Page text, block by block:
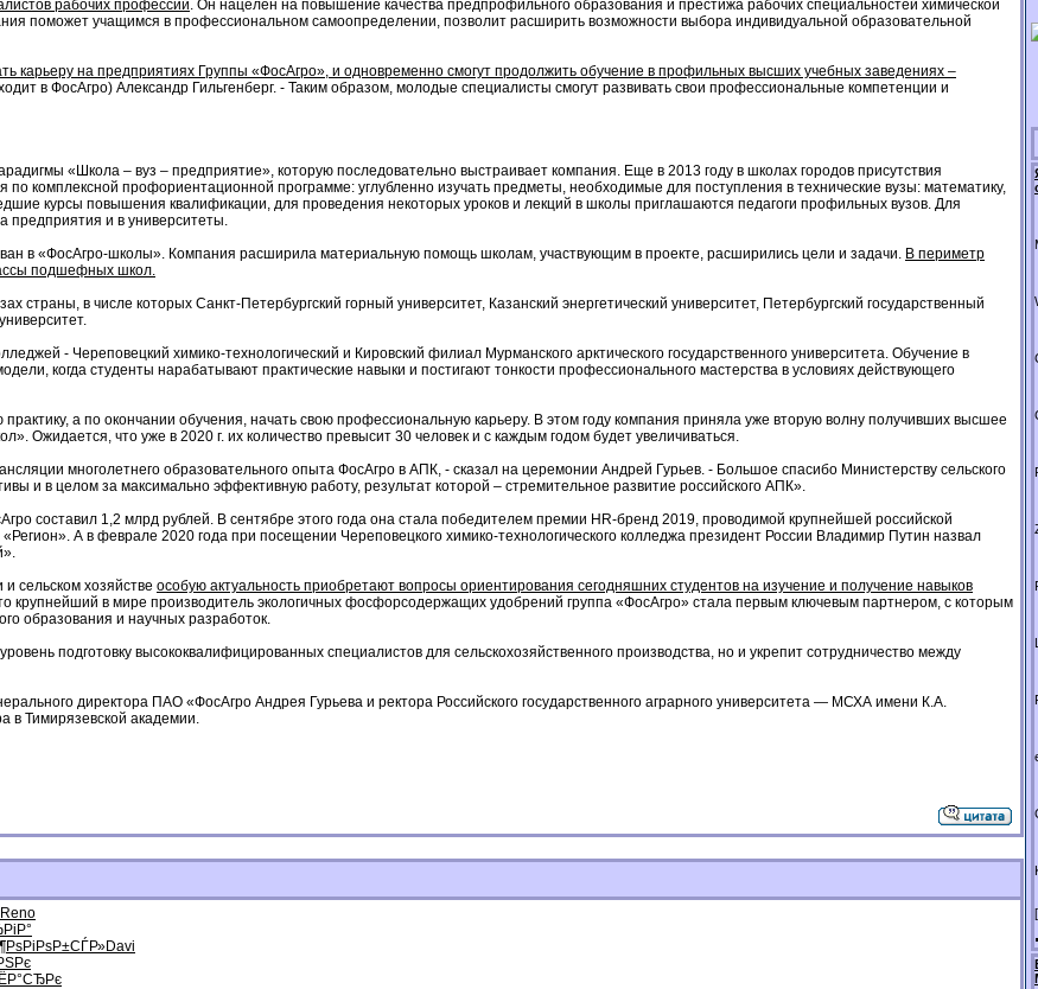
рабочих профессий. Он нацелен на повышение качества предпрофильного образования и престижа рабочих специальностей химической
поможет учащимся в профессиональном самоопределении, позволит расширить возможности выбора индивидуальной образовательной
карьеру на предприятиях Группы «ФосАгро», и одновременно смогут продолжить обучение в профильных высших учебных заведениях –
в ФосАгро) Александр Гильгенберг. - Таким образом, молодые специалисты смогут развивать свои профессиональные компетенции и
«Школа – вуз – предприятие», которую последовательно выстраивает компания. Еще в 2013 году в школах городов присутствия
по комплексной профориентационной программе: углубленно изучать предметы, необходимые для поступления в технические вузы: математику,
курсы повышения квалификации, для проведения некоторых уроков и лекций в школы приглашаются педагоги профильных вузов. Для
предприятия и в университеты.
в «ФосАгро-школы». Компания расширила материальную помощь школам, участвующим в проекте, расширились цели и задачи. В периметр
подшефных школ.
страны, в числе которых Санкт-Петербургский горный университет, Казанский энергетический университет, Петербургский государственный
- Череповецкий химико-технологический и Кировский филиал Мурманского арктического государственного университета. Обучение в
когда студенты нарабатывают практические навыки и постигают тонкости профессионального мастерства в условиях действующего
а по окончании обучения, начать свою профессиональную карьеру. В этом году компания приняла уже вторую волну получивших высшее
Ожидается, что уже в 2020 г. их количество превысит 30 человек и с каждым годом будет увеличиваться.
многолетнего образовательного опыта ФосАгро в АПК, - сказал на церемонии Андрей Гурьев. - Большое спасибо Министерству сельского
и в целом за максимально эффективную работу, результат которой – стремительное развитие российского АПК».
составил 1,2 млрд рублей. В сентябре этого года она стала победителем премии HR-бренд 2019, проводимой крупнейшей российской
А в феврале 2020 года при посещении Череповецкого химико-технологического колледжа президент России Владимир Путин назвал
сельском хозяйстве особую актуальность приобретают вопросы ориентирования сегодняшних студентов на изучение и получение навыков
крупнейший в мире производитель экологичных фосфорсодержащих удобрений группа «ФосАгро» стала первым ключевым партнером, с которым
образования и научных разработок.
подготовку высококвалифицированных специалистов для сельскохозяйственного производства, но и укрепит сотрудничество между
директора ПАО «ФосАгро Андрея Гурьева и ректора Российского государственного аграрного университета — МСХА имени К.А.
в Тимирязевской академии.
Reno
РѕР±СЃР»Davi